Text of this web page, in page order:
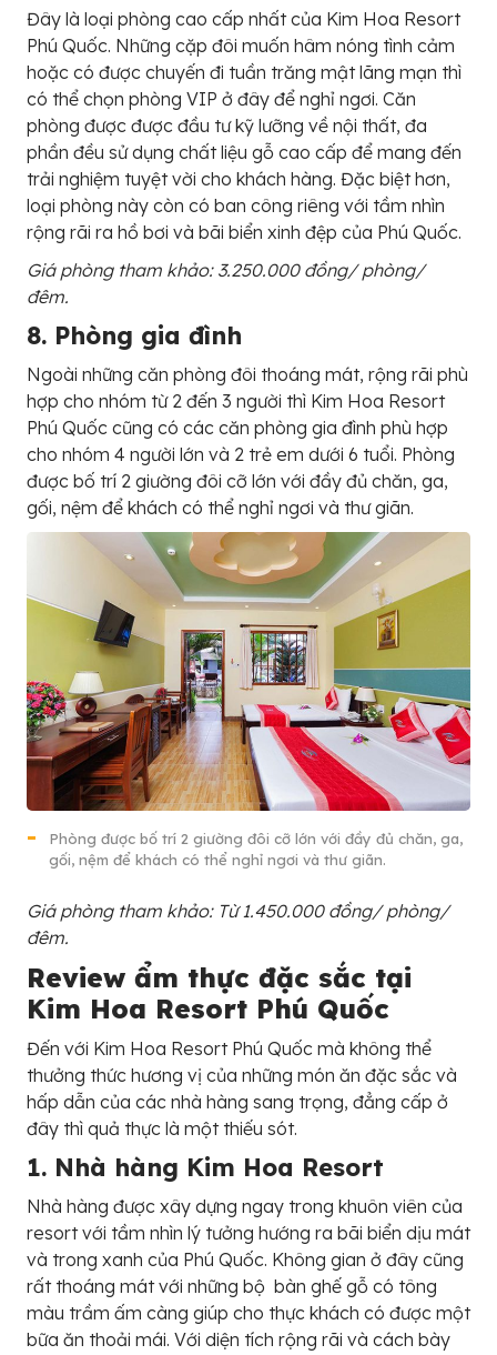
Đây là loại phòng cao cấp nhất của Kim Hoa Resort
Phú Quốc. Những cặp đôi muốn hâm nóng tình cảm
hoặc có được chuyến đi tuần trăng mật lãng mạn thì
có thể chọn phòng VIP ở đây để nghỉ ngơi. Căn
phòng được được đầu tư kỹ lưỡng về nội thất, đa
phần đều sử dụng chất liệu gỗ cao cấp để mang đến
trải nghiệm tuyệt vời cho khách hàng. Đặc biệt hơn,
loại phòng này còn có ban công riêng với tầm nhìn
rộng rãi ra hồ bơi và bãi biển xinh đệp của Phú Quốc.
Giá phòng tham khảo: 3.250.000 đồng/ phòng/
đêm.
8. Phòng gia đình
Ngoài những căn phòng đôi thoáng mát, rộng rãi phù
hợp cho nhóm từ 2 đến 3 người thì Kim Hoa Resort
Phú Quốc cũng có các căn phòng gia đình phù hợp
cho nhóm 4 người lớn và 2 trẻ em dưới 6 tuổi. Phòng
được bố trí 2 giường đôi cỡ lớn với đầy đủ chăn, ga,
gối, nệm để khách có thể nghỉ ngơi và thư giãn.
Phòng được bố trí 2 giường đôi cỡ lớn với đầy đủ chăn, ga,
gối, nệm để khách có thể nghỉ ngơi và thư giãn.
Giá phòng tham khảo: Từ 1.450.000 đồng/ phòng/
đêm.
Review ẩm thực đặc sắc tại
Kim Hoa Resort Phú Quốc
Đến với Kim Hoa Resort Phú Quốc mà không thể
thưởng thức hương vị của những món ăn đặc sắc và
hấp dẫn của các nhà hàng sang trọng, đẳng cấp ở
đây thì quả thực là một thiếu sót.
1. Nhà hàng Kim Hoa Resort
Nhà hàng được xây dựng ngay trong khuôn viên của
resort với tầm nhìn lý tưởng hướng ra bãi biển dịu mát
và trong xanh của Phú Quốc. Không gian ở đây cũng
rất thoáng mát với những bộ bàn ghế gỗ có tông
màu trầm ấm càng giúp cho thực khách có được một
bữa ăn thoải mái. Với diện tích rộng rãi và cách bày